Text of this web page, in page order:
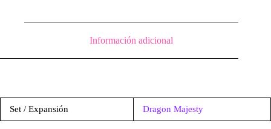
Información adicional
Set / Expansión Dragon Majesty